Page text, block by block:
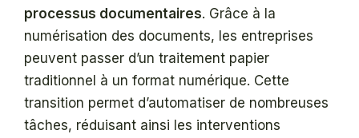
processus documentaires. Grâce à la
numérisation des documents, les entreprises
peuvent passer d’un traitement papier
traditionnel à un format numérique. Cette
transition permet d’automatiser de nombreuses
tâches, réduisant ainsi les interventions